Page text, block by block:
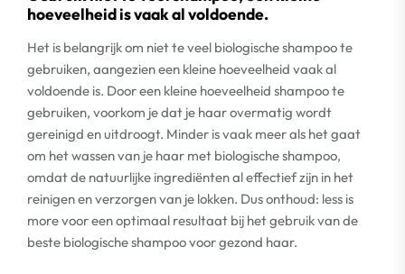
hoeveelheid is vaak al voldoende.
Het is belangrijk om niet te veel biologische shampoo te
gebruiken, aangezien een kleine hoeveelheid vaak al
voldoende is. Door een kleine hoeveelheid shampoo te
gebruiken, voorkom je dat je haar overmatig wordt
gereinigd en uitdroogt. Minder is vaak meer als het gaat
om het wassen van je haar met biologische shampoo,
omdat de natuurlijke ingrediënten al effectief zijn in het
reinigen en verzorgen van je lokken. Dus onthoud: less is
more voor een optimaal resultaat bij het gebruik van de
beste biologische shampoo voor gezond haar.